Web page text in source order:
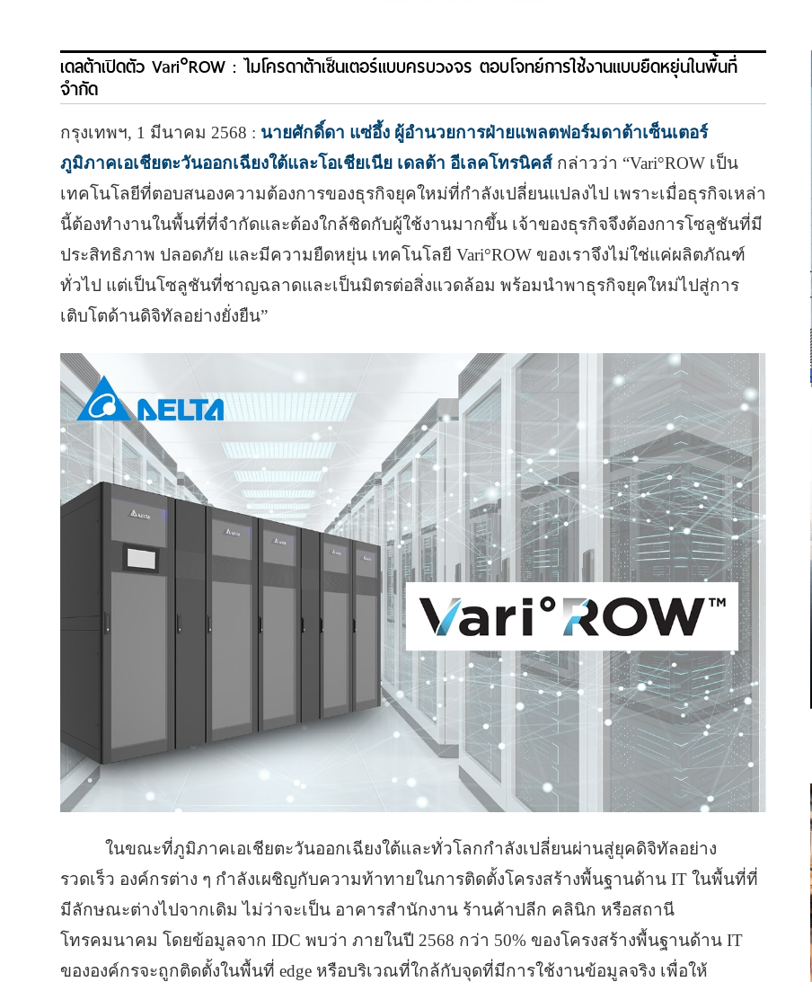
เดลต้าเปิดตัว Vari°ROW : ไมโครดาต้าเซ็นเตอร์แบบครบวงจร ตอบโจทย์การใช้งานแบบยืดหยุ่นในพื้นที่
จำกัด
กรุงเทพฯ, 1 มีนาคม 2568 : นายศักดิ์ดา แซ่อึ้ง ผู้อำนวยการฝ่ายแพลตฟอร์มดาต้าเซ็นเตอร์
ภูมิภาคเอเชียตะวันออกเฉียงใต้และโอเชียเนีย เดลต้า อีเลคโทรนิคส์ กล่าวว่า “Vari°ROW เป็น
เทคโนโลยีที่ตอบสนองความต้องการของธุรกิจยุคใหม่ที่กำลังเปลี่ยนแปลงไป เพราะเมื่อธุรกิจเหล่า
นี้ต้องทำงานในพื้นที่ที่จำกัดและต้องใกล้ชิดกับผู้ใช้งานมากขึ้น เจ้าของธุรกิจจึงต้องการโซลูชันที่มี
ประสิทธิภาพ ปลอดภัย และมีความยืดหยุ่น เทคโนโลยี Vari°ROW ของเราจึงไม่ใช่แค่ผลิตภัณฑ์
ทั่วไป แต่เป็นโซลูชันที่ชาญฉลาดและเป็นมิตรต่อสิ่งแวดล้อม พร้อมนำพาธุรกิจยุคใหม่ไปสู่การ
เติบโตด้านดิจิทัลอย่างยั่งยืน”
ในขณะที่ภูมิภาคเอเชียตะวันออกเฉียงใต้และทั่วโลกกำลังเปลี่ยนผ่านสู่ยุคดิจิทัลอย่าง
รวดเร็ว องค์กรต่าง ๆ กำลังเผชิญกับความท้าทายในการติดตั้งโครงสร้างพื้นฐานด้าน IT ในพื้นที่ที่
มีลักษณะต่างไปจากเดิม ไม่ว่าจะเป็น อาคารสำนักงาน ร้านค้าปลีก คลินิก หรือสถานี
โทรคมนาคม โดยข้อมูลจาก IDC พบว่า ภายในปี 2568 กว่า 50% ของโครงสร้างพื้นฐานด้าน IT
ขององค์กรจะถูกติดตั้งในพื้นที่ edge หรือบริเวณที่ใกล้กับจุดที่มีการใช้งานข้อมูลจริง เพื่อให้